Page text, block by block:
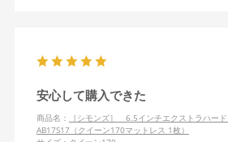
安心して購入できた
商品名：
［シモンズ］ 6.5インチエクストラハード
AB17S17（クイーン170マットレス 1枚）